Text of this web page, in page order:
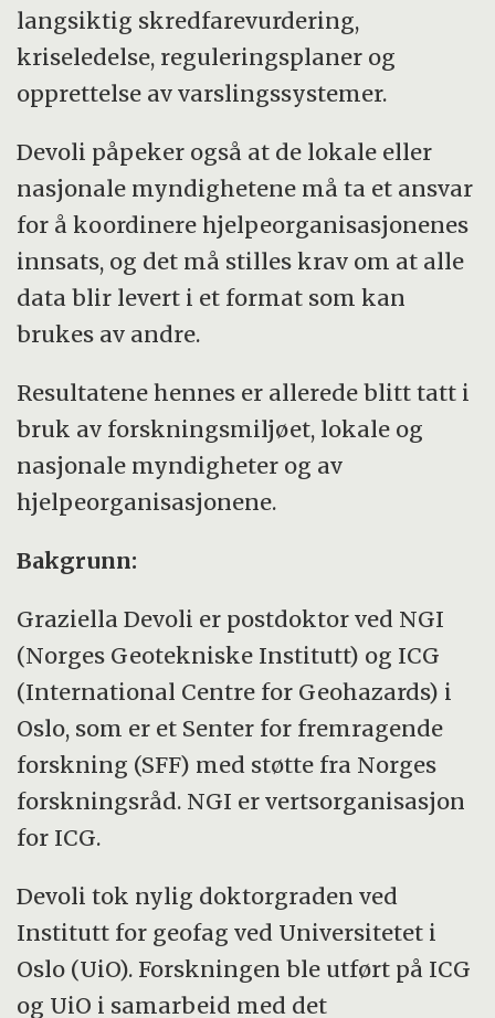
langsiktig skredfarevurdering,
kriseledelse, reguleringsplaner og
opprettelse av varslingssystemer.
Devoli påpeker også at de lokale eller
nasjonale myndighetene må ta et ansvar
for å koordinere hjelpeorganisasjonenes
innsats, og det må stilles krav om at alle
data blir levert i et format som kan
brukes av andre.
Resultatene hennes er allerede blitt tatt i
bruk av forskningsmiljøet, lokale og
nasjonale myndigheter og av
hjelpeorganisasjonene.
Bakgrunn:
Graziella Devoli er postdoktor ved NGI
(Norges Geotekniske Institutt) og ICG
(International Centre for Geohazards) i
Oslo, som er et Senter for fremragende
forskning (SFF) med støtte fra Norges
forskningsråd. NGI er vertsorganisasjon
for ICG.
Devoli tok nylig doktorgraden ved
Institutt for geofag ved Universitetet i
Oslo (UiO). Forskningen ble utført på ICG
og UiO i samarbeid med det